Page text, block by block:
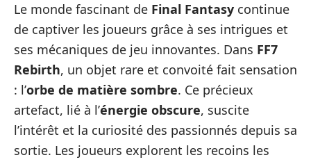
Le monde fascinant de Final Fantasy continue
de captiver les joueurs grâce à ses intrigues et
ses mécaniques de jeu innovantes. Dans FF7
Rebirth, un objet rare et convoité fait sensation
: l’orbe de matière sombre. Ce précieux
artefact, lié à l’énergie obscure, suscite
l’intérêt et la curiosité des passionnés depuis sa
sortie. Les joueurs explorent les recoins les